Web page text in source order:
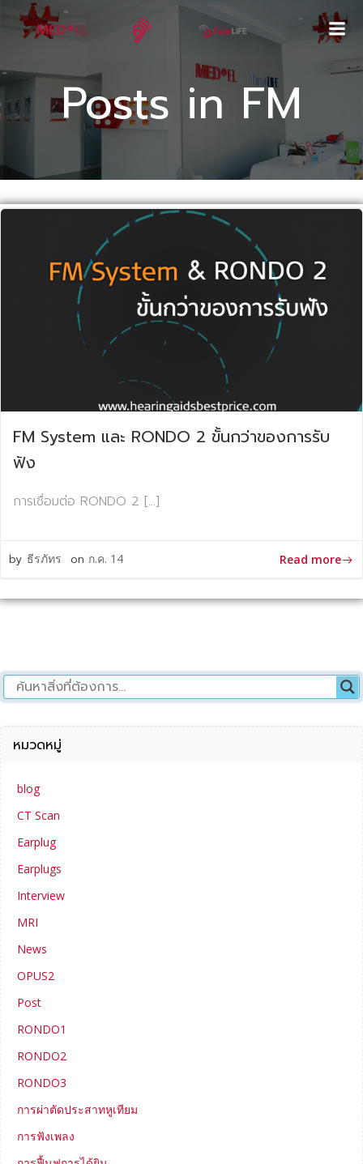
Posts in FM
FM System และ RONDO 2 ขั้นกว่าของการรับ
ฟัง
การเชื่อมต่อ RONDO 2 […]
by ธีรภัทร on ก.ค. 14 Read more
หมวดหมู่
blog
CT Scan
Earplug
Earplugs
Interview
MRI
News
OPUS2
Post
RONDO1
RONDO2
RONDO3
การผ่าตัดประสาทหูเทียม
การฟังเพลง